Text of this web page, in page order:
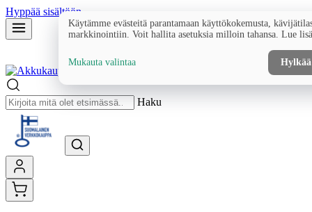
Hyppää sisältöön
Haku
Käytämme evästeitä parantamaan käyttökokemusta,
markkinointiin. Voit hallita asetuksia milloin tahansa. Lue
Mukauta valintaa Hylkää